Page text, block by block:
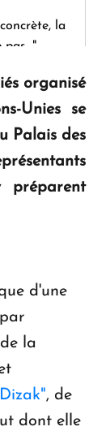
la
pas. "
et d'avenir
organisé
Unies se
Palais des
préparent
d'une
la
, de
dont elle